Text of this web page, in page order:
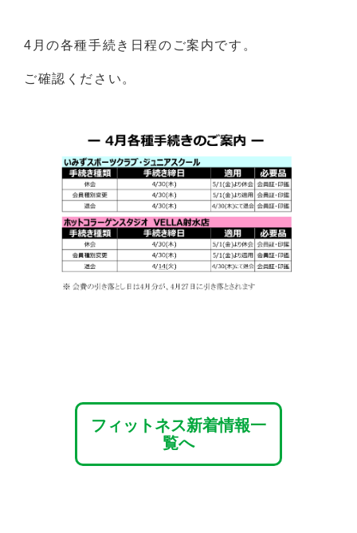
4月の各種手続き日程のご案内です。
ご確認ください。
フィットネス新着情報一
覧へ